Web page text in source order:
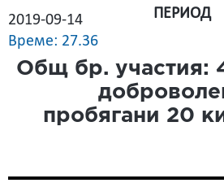
2019-09-14
Време: 27.36
ПЕРИОД
Общ бр. участия:
пробягани 20